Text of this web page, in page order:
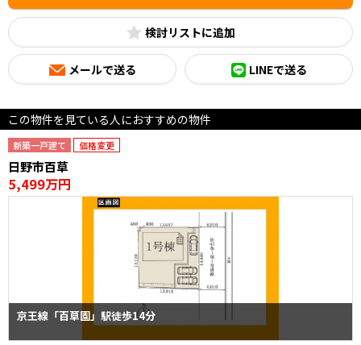
検討リスト
メールで送る LINEで送る
この物件を見ている人におすすめの物件
新築一戸建て 価格変更
日野市百草
5,499万円
京王線「百草園」駅徒歩14分